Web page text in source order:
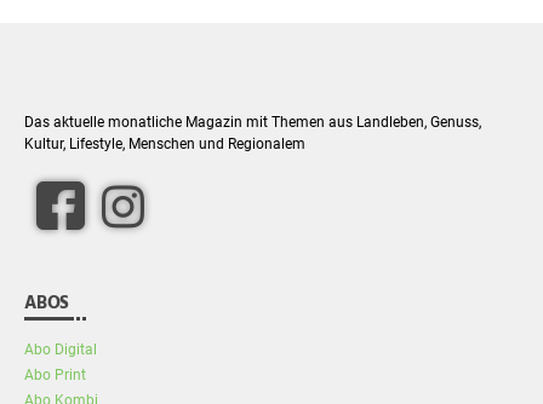
Das aktuelle monatliche Magazin mit Themen aus Landleben, Genuss,
Kultur, Lifestyle, Menschen und Regionalem
facebook
Instagram
ABOS
Abo Digital
Abo Print
Abo Kombi